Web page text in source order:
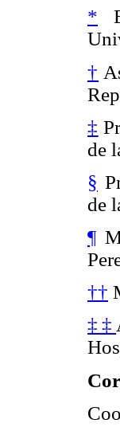
*
†
‡
de
§
de
¶
††
‡‡